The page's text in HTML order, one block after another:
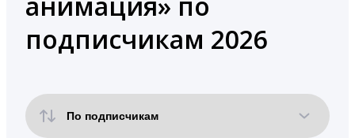
подписчикам 2026